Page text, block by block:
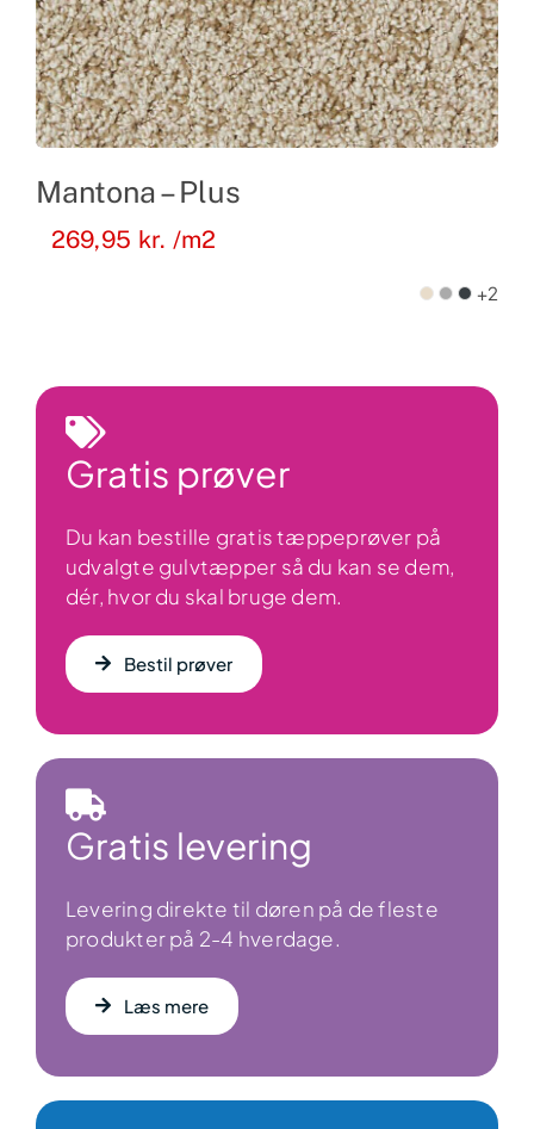
Mantona – Plus
269,95 kr. /m2
+2
Gratis prøver
Du kan bestille gratis tæppeprøver på
udvalgte gulvtæpper så du kan se dem,
dér, hvor du skal bruge dem.
Bestil prøver
Gratis levering
Levering direkte til døren på de fleste
produkter på 2-4 hverdage.
Læs mere